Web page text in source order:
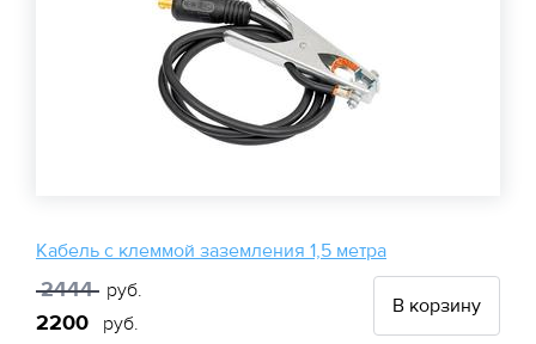
Кабель с клеммой заземления 1,5 метра
2444 руб.
2200 руб.
В корзину